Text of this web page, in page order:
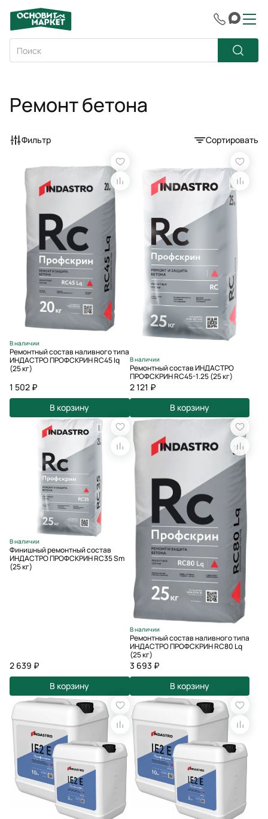
Ремонт бетона
Фильтр Сортировать
В наличии
Ремонтный состав наливного типа
ИНДАСТРО ПРОФСКРИН RC45 lq
(25 кг)
1 502 ₽
В корзину
В наличии
Ремонтный состав ИНДАСТРО
ПРОФСКРИН RC45-1.25 (25 кг)
2 121 ₽
В корзину
В наличии
Финишный ремонтный состав
ИНДАСТРО ПРОФСКРИН RC35 Sm
(25 кг)
2 639 ₽
В корзину
В наличии
Ремонтный состав наливного типа
ИНДАСТРО ПРОФСКРИН RC80 Lq
(25 кг)
3 693 ₽
В корзину